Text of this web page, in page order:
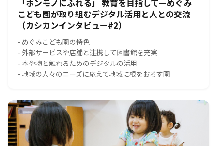
「ホンモノにふれる」 教育を目指して—めぐみ
こども園が取り組むデジタル活用と人との交流
（カシカンインタビュー#2）
- めぐみこども園の特色
- 外部サービスや店舗と連携して図書館を充実
- 本や物と触れるためのデジタルの活用
- 地域の人々のニーズに応えて地域に根をおろす園